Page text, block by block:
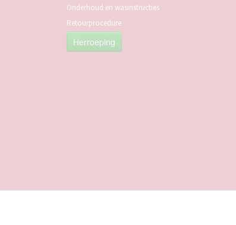
Onderhoud en wasinstructies
Retourprocedure
Herroeping